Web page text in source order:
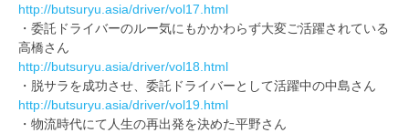
http://butsuryu.asia/driver/vol17.html
・委託ドライバーのルー気にもかかわらず大変ご活躍されている
高橋さん
http://butsuryu.asia/driver/vol18.html
・脱サラを成功させ、委託ドライバーとして活躍中の中島さん
http://butsuryu.asia/driver/vol19.html
・物流時代にて人生の再出発を決めた平野さん